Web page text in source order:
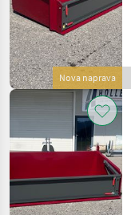
Nova naprava